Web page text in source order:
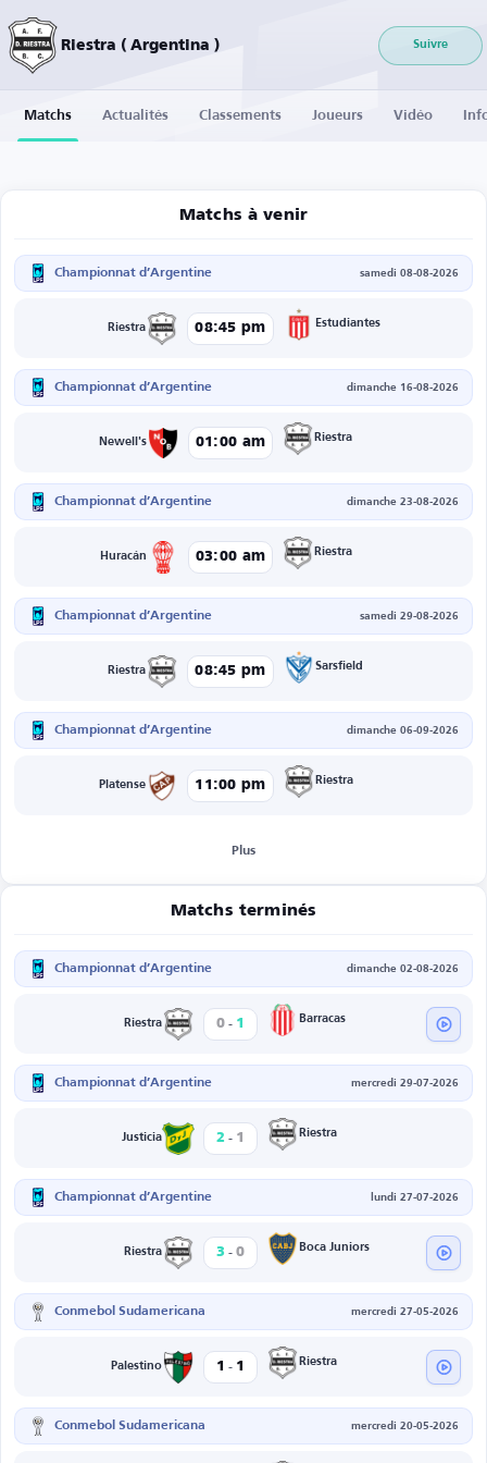
Riestra ( Argentina ) Suivre
Matchs Actualités Classements Joueurs Vidéo
Matchs à venir
Championnat d’Argentine samedi 08-08-2026
Riestra 08:45 pm Estudiantes
Championnat d’Argentine dimanche 16-08-2026
Newell's 01:00 am Riestra
Championnat d’Argentine dimanche 23-08-2026
Huracán 03:00 am Riestra
Championnat d’Argentine samedi 29-08-2026
Riestra 08:45 pm Sarsfield
Championnat d’Argentine dimanche 06-09-2026
Platense 11:00 pm Riestra
Plus
Matchs terminés
Championnat d’Argentine dimanche 02-08-2026
Riestra 0 - 1 Barracas
Championnat d’Argentine mercredi 29-07-2026
Justicia 2 - 1 Riestra
Championnat d’Argentine lundi 27-07-2026
Riestra 3 - 0 Boca Juniors
Conmebol Sudamericana mercredi 27-05-2026
Palestino 1 - 1 Riestra
Conmebol Sudamericana mercredi 20-05-2026